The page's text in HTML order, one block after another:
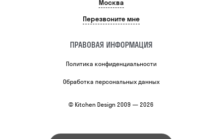
Москва
Перезвоните мне
ПРАВОВАЯ ИНФОРМАЦИЯ
Политика конфиденциальности
Обработка персональных данных
© Kitchen Design 2009 — 2026